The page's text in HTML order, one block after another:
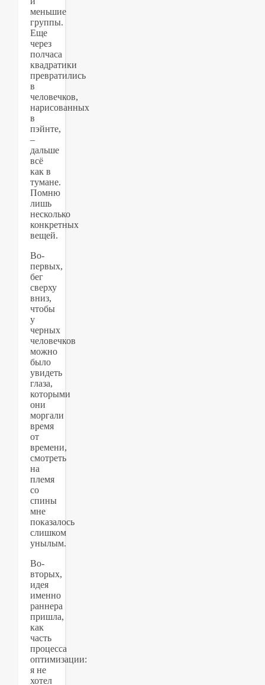
меньшие
группы.
Еще
через
полчаса
квадратики
превратились
в
человечков,
нарисованных
в
пэйнте,
–
дальше
всё
как в
тумане.
Помню
лишь
несколько
конкретных
вещей.
Во-
первых,
бег
сверху
вниз,
чтобы
у
черных
человечков
можно
было
увидеть
глаза,
которыми
они
моргали
время
от
времени,
смотреть
на
племя
со
спины
мне
показалось
слишком
унылым.
Во-
вторых,
идея
именно
раннера
пришла,
как
часть
процесса
оптимизации:
я не
хотел